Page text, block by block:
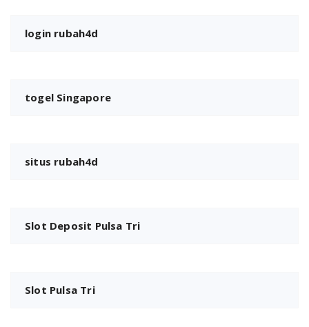
login rubah4d
togel Singapore
situs rubah4d
Slot Deposit Pulsa Tri
Slot Pulsa Tri